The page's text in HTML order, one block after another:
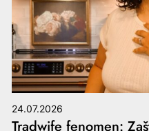
24.07.2026
Tradwife fenomen: